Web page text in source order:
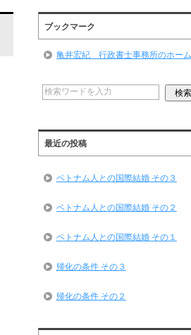
ブックマーク
亀井宏紀 行政書士事務所のホー
最近の投稿
ベトナム人との国際結婚 その３
ベトナム人との国際結婚 その２
ベトナム人との国際結婚 その１
帰化の条件 その３
帰化の条件 その２